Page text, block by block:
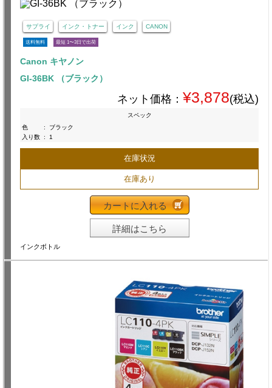
サプライ インク・トナー インク CANON
送料無料 最短 1〜3日で出荷
Canon キヤノン
GI-36BK （ブラック）
ネット価格： ¥3,878(税込)
スペック
色
:
ブラック
入り数 : 1
在庫状況
在庫あり
カートに入れる
詳細はこちら
インクボトル